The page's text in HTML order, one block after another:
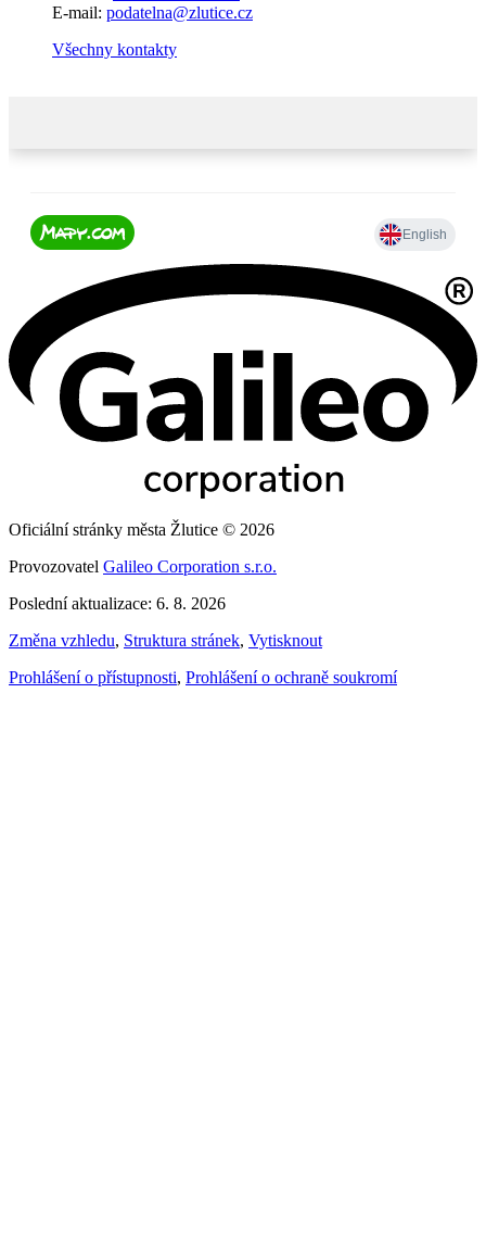
E-mail: podatelna@zlutice.cz
Všechny kontakty
Oficiální stránky města Žlutice © 2026
Provozovatel Galileo Corporation s.r.o.
Poslední aktualizace: 6. 8. 2026
Změna vzhledu, Struktura stránek, Vytisknout
Prohlášení o přístupnosti, Prohlášení o ochraně soukromí